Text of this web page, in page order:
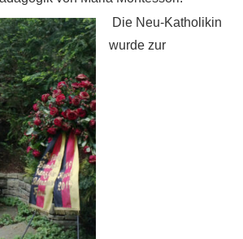
Die Neu-Katholikin
wurde zur